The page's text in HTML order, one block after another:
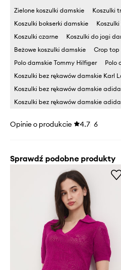
Zielone koszulki damskie
Koszulki
Koszulki bokserki damskie
Koszulki czarne
Koszulki do jogi
Beżowe koszulki damskie
Crop top
Polo damskie Tommy Hilfiger
Polo
Koszulki bez rękawów damskie Karl
Koszulki bez rękawów damskie
Koszulki bez rękawów damskie
Opinie o produkcie 4.7 6
Sprawdź podobne produkty